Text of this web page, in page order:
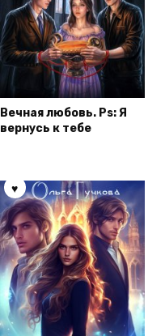
Вечная любовь. Ps: Я
вернусь к тебе